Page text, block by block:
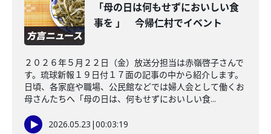
「母の日は何もせずにおいしい食
事を 」 今帰仁村でイベント
２０２６年５月２２日（金）放送分担当は赤嶺啓子さんで
す。琉球新報１９日付１７面の記事の中から紹介します。
日頃、各家庭や職場、公民館などでは婦人会として働くお
母さんたちへ「母の日は、何もせずにおいしい食...
2026.05.23 |00:03:19